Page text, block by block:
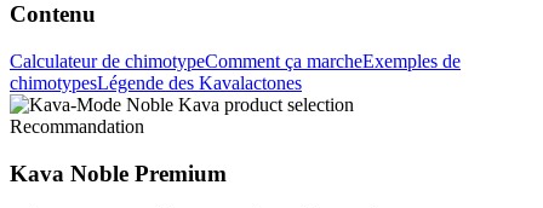
Contenu
Calculateur de chimotypeComment ça marcheExemples de
chimotypesLégende des Kavalactones
Recommandation
Kava Noble Premium